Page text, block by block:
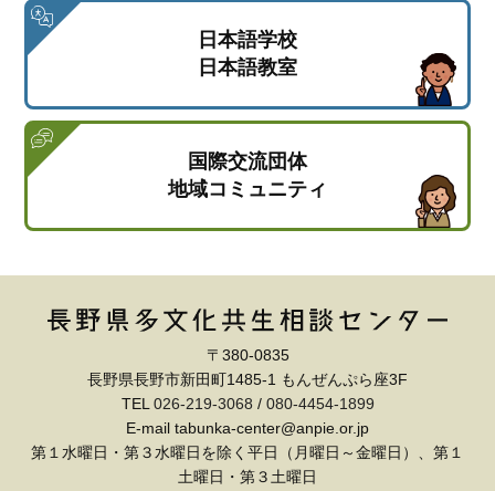
日本語学校
日本語教室
国際交流団体
地域コミュニティ
〒380-0835
長野県長野市新田町1485-1 もんぜんぷら座3F
TEL026-219-3068 / 080-4454-1899
E-mail tabunka-center@anpie.or.jp
第１水曜日・第３水曜日を除く平日（月曜日～金曜日）、第１
土曜日・第３土曜日